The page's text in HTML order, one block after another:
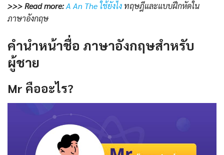
>>> Read more:A An The ใช้ยังไง ทฤษฎีและแบบฝึกหัดใน
ภาษาอังกฤษ
คํานําหน้าชื่อ ภาษาอังกฤษสำหรับ
ผู้ชาย
Mr คืออะไร?